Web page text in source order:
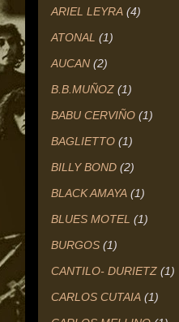
ARIEL LEYRA (4)
ATONAL (1)
AUCAN (2)
B.B.MUÑOZ (1)
BABU CERVIÑO (1)
BAGLIETTO (1)
BILLY BOND (2)
BLACK AMAYA (1)
BLUES MOTEL (1)
BURGOS (1)
CANTILO- DURIETZ (1)
CARLOS CUTAIA (1)